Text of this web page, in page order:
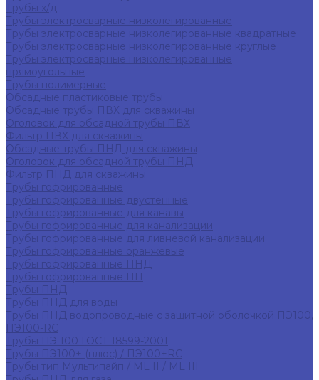
Трубы х/д
Трубы электросварные низколегированные
Трубы электросварные низколегированные квадратные
Трубы электросварные низколегированные круглые
Трубы электросварные низколегированные
прямоугольные
Трубы полимерные
Обсадные пластиковые трубы
Обсадные трубы ПВХ для скважины
Оголовок для обсадной трубы ПВХ
Фильтр ПВХ для скважины
Обсадные трубы ПНД для скважины
Оголовок для обсадной трубы ПНД
Фильтр ПНД для скважины
Трубы гофрированные
Трубы гофрированные двустенные
Трубы гофрированные для канавы
Трубы гофрированные для канализации
Трубы гофрированные для ливневой канализации
Трубы гофрированные оранжевые
Трубы гофрированные ПНД
Трубы гофрированные ПП
Трубы ПНД
Трубы ПНД для воды
Трубы ПНД водопроводные с защитной оболочкой ПЭ100,
ПЭ100-RC
Трубы ПЭ 100 ГОСТ 18599-2001
Трубы ПЭ100+ (плюс) / ПЭ100+RC
Трубы тип Мультипайп / ML II / ML III